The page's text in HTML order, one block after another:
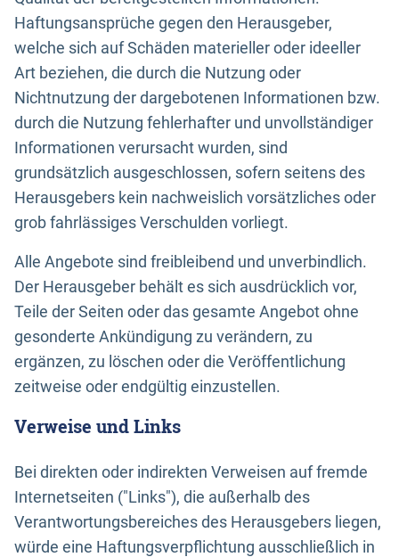
Haftungsansprüche gegen den Herausgeber,
welche sich auf Schäden materieller oder ideeller
Art beziehen, die durch die Nutzung oder
Nichtnutzung der dargebotenen Informationen bzw.
durch die Nutzung fehlerhafter und unvollständiger
Informationen verursacht wurden, sind
grundsätzlich ausgeschlossen, sofern seitens des
Herausgebers kein nachweislich vorsätzliches oder
grob fahrlässiges Verschulden vorliegt.
Alle Angebote sind freibleibend und unverbindlich.
Der Herausgeber behält es sich ausdrücklich vor,
Teile der Seiten oder das gesamte Angebot ohne
gesonderte Ankündigung zu verändern, zu
ergänzen, zu löschen oder die Veröffentlichung
zeitweise oder endgültig einzustellen.
Verweise und Links
Bei direkten oder indirekten Verweisen auf fremde
Internetseiten ("Links"), die außerhalb des
Verantwortungsbereiches des Herausgebers liegen,
würde eine Haftungsverpflichtung ausschließlich in